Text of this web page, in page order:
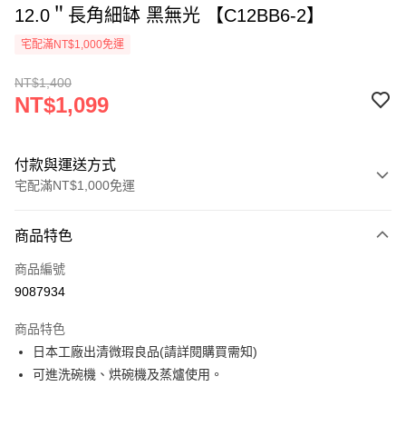
12.0＂長角細缽 黑無光 【C12BB6-2】
宅配滿NT$1,000免運
NT$1,400
NT$1,099
付款與運送方式
宅配滿NT$1,000免運
信用卡一次付款
LINE Pay
街口支付
悠遊付
商品特色
商品編號
9087934
商品特色
日本工廠出清微瑕良品(請詳閱購買需知)
可進洗碗機、烘碗機及蒸爐使用。